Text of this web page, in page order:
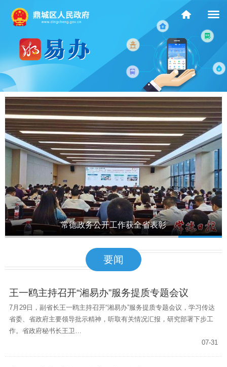
常德政务公开工作获全省表彰
要闻
王一鸥主持召开“湘易办”服务提质专题会议
7月29日，副省长王一鸥主持召开“湘易办”服务提质专题会议，学习传达
省委、省政府主要领导批示精神，听取有关情况汇报，研究部署下步工
作。省政府秘书长王卫…
07-31